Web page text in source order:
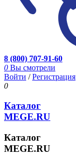
8 (800) 707-91-60
0 Вы смотрели
Войти /Регистрация
0
Каталог
MEGE.RU
Каталог
MEGE.RU